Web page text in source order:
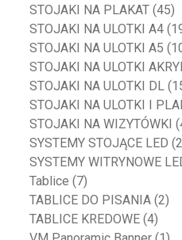
STOJAKI NA PLAKAT (45)
STOJAKI NA ULOTKI A4
STOJAKI NA ULOTKI A5
STOJAKI NA ULOTKI
STOJAKI NA ULOTKI DL
STOJAKI NA ULOTKI I
STOJAKI NA WIZYTÓWKI
SYSTEMY STOJĄCE LED
SYSTEMY WITRYNOWE
Tablice (7)
TABLICE DO PISANIA (2)
TABLICE KREDOWE (4)